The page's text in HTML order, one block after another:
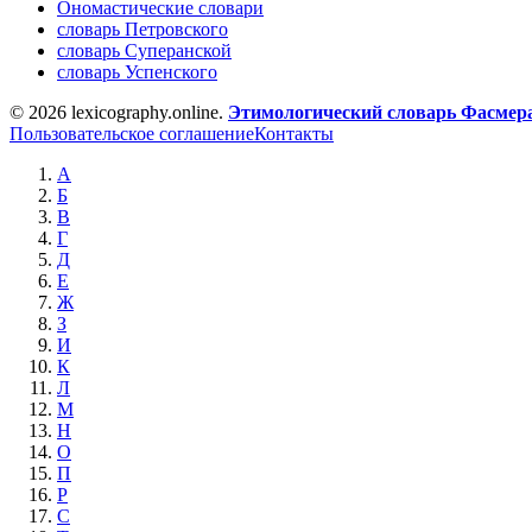
Ономастические словари
словарь Петровского
словарь Суперанской
словарь Успенского
© 2026 lexicography.online. Этимологический словарь
Пользовательское соглашениеКонтакты
А
Б
В
Г
Д
Е
Ж
З
И
К
Л
М
Н
О
П
Р
С